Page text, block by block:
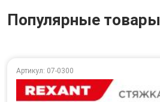
Популярные товары
Артикул: 07-0300